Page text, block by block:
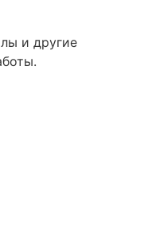
и другие